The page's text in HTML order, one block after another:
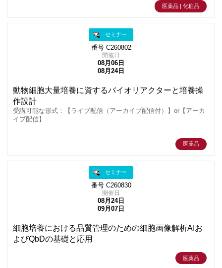
医薬品 | 化粧品
セミナー
番号 C260802
開催日
08月06日
08月24日
動物細胞大量培養に資するバイオリアクターと培養操
作設計
受講可能な形式：【ライブ配信（アーカイブ配信付）】or【アーカ
イブ配信】
医薬品
セミナー
番号 C260830
開催日
08月24日
09月07日
細胞培養における品質管理のための細胞画像解析AIお
よびQbDの基礎と応用
医薬品